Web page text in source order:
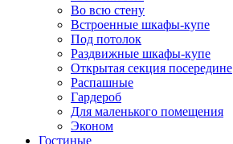
Во всю стену
Встроенные шкафы-купе
Под потолок
Раздвижные шкафы-купе
Открытая секция посередине
Распашные
Гардероб
Для маленького помещения
Эконом
Гостиные